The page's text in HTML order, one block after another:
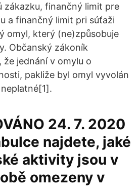
zákazku, finančný limit pre
a finančný limit pri súťaži
omyl, který (ne)způsobuje
Občanský zákoník
jednání v omylu o
pakliže byl omyl vyvolán
24. 7. 2020
najdete, jaké
aktivity jsou v
omezeny v